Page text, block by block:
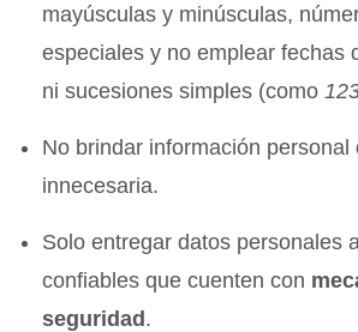
mayúsculas y minúsculas,
especiales y no emplear fechas
ni sucesiones simples (como
No brindar información personal
innecesaria.
Solo entregar datos personales
confiables que cuenten con
seguridad.